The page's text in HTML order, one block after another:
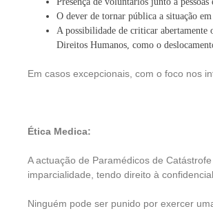
O dever de tornar pública a situação em
A possibilidade de criticar abertamente
Direitos Humanos, como o
Em casos excepcionais, com o foco nos
Ética Medica:
A actuação de Paramédicos de
imparcialidade, tendo direito à
Ninguém pode ser punido por exercer